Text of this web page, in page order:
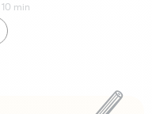
10 min